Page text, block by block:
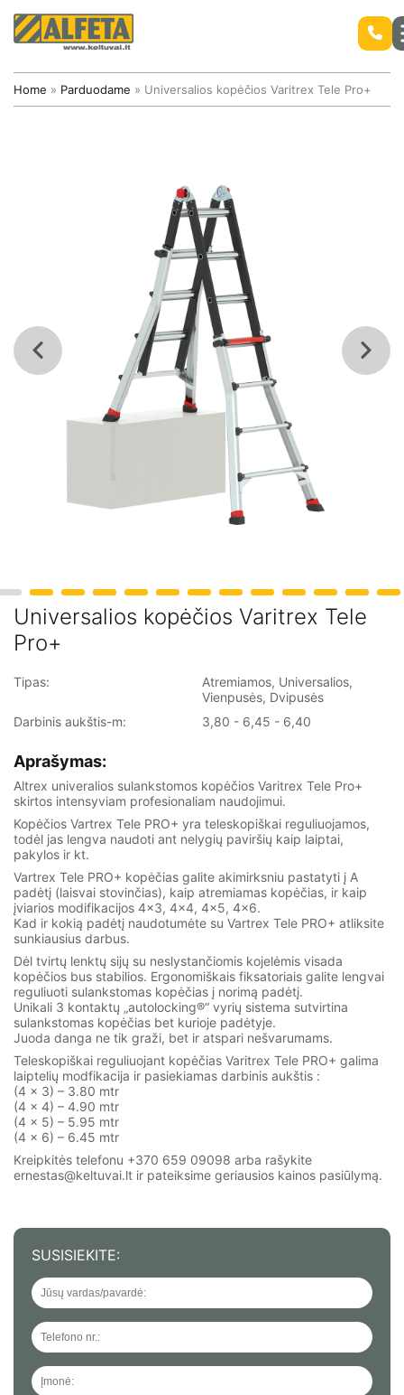
Mobilūs bokšteliai ir kopėčios ALTREX
Mobilūs bokšteliai Altrex
Savaeigiai žirkliniai keltuvai
Savaeigiai alkūniniai keltuvai
Savaeigiai teleskopiniai keltuvai
Priekabos tipo keltuvai
Keltuvai ant automobilio bazės
Nauji keltuvai
Naudoti keltuvai
Aliuminiai bokšteliai ALTREX
Atsarginės keltuvų dalys
Home » Parduodame » Universalios kopėčios Varitrex Tele Pro+
Universalios kopėčios Varitrex Tele
Pro+
Tipas:
Atremiamos, Universalios,
Vienpusės, Dvipusės
Darbinis aukštis-m:
3,80 - 6,45 - 6,40
Aprašymas:
Altrex univeralios sulankstomos kopėčios Varitrex Tele Pro+
skirtos intensyviam profesionaliam naudojimui.
Kopėčios Vartrex Tele PRO+ yra teleskopiškai reguliuojamos,
todėl jas lengva naudoti ant nelygių paviršių kaip laiptai,
pakylos ir kt.
Vartrex Tele PRO+ kopėčias galite akimirksniu pastatyti į A
padėtį (laisvai stovinčias), kaip atremiamas kopėčias, ir kaip
įviarios modifikacijos 4×3, 4×4, 4×5, 4×6.
Kad ir kokią padėtį naudotumėte su Vartrex Tele PRO+ atliksite
sunkiausius darbus.
Dėl tvirtų lenktų sijų su neslystančiomis kojelėmis visada
kopėčios bus stabilios. Ergonomiškais fiksatoriais galite lengvai
reguliuoti sulankstomas kopėčias į norimą padėtį.
Unikali 3 kontaktų „autolocking®“ vyrių sistema sutvirtina
sulankstomas kopėčias bet kurioje padėtyje.
Juoda danga ne tik graži, bet ir atspari nešvarumams.
Teleskopiškai reguliuojant kopėčias Varitrex Tele PRO+ galima
laiptelių modfikacija ir pasiekiamas darbinis aukštis :
(4 x 3) – 3.80 mtr
(4 x 4) – 4.90 mtr
(4 x 5) – 5.95 mtr
(4 x 6) – 6.45 mtr
Kreipkitės telefonu +370 659 09098 arba rašykite
ernestas@keltuvai.lt ir pateiksime geriausios kainos pasiūlymą.
SUSISIEKITE: